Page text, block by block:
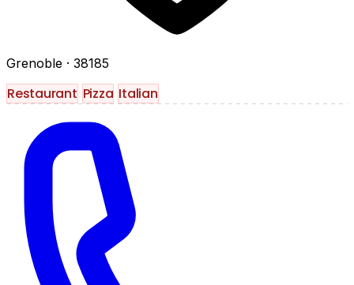
Grenoble · 38185
Restaurant Pizza Italian